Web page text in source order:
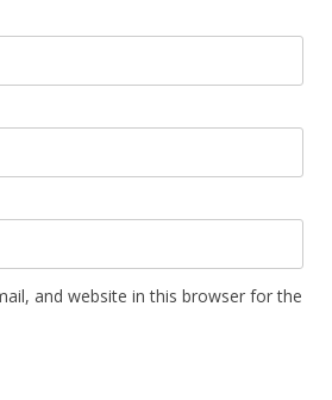
and website in this browser for the